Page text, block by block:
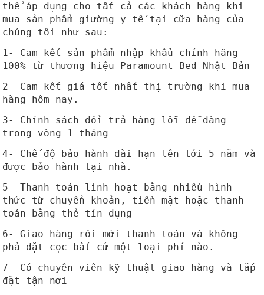
thể áp dụng cho tất cả các khách hàng khi
mua sản phẩm giường y tế tại cữa hàng của
chúng tôi như sau:
1- Cam kết sản phẩm nhập khẩu chính hãng
100% từ thương hiệu Paramount Bed Nhật Bản
2- Cam kết giá tốt nhất thị trường khi mua
hàng hôm nay.
3- Chính sách đổi trả hàng lỗi dễ dàng
trong vòng 1 tháng
4- Chế độ bảo hành dài hạn lên tới 5 năm và
được bảo hành tại nhà.
5- Thanh toán linh hoạt bằng nhiều hình
thức từ chuyển khoản, tiền mặt hoặc thanh
toán bằng thẻ tín dụng
6- Giao hàng rồi mới thanh toán và không
phả đặt cọc bất cứ một loại phí nào.
7- Có chuyên viên kỹ thuật giao hàng và lắp
đặt tận nơi